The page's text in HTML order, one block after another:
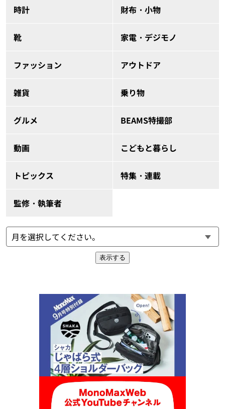
時計 財布・小物
靴 家電・デジモノ
ファッション アウトドア
雑貨 乗り物
グルメ BEAMS特撮部
動画 こどもと暮らし
トピックス 特集・連載
監修・執筆者
表示する